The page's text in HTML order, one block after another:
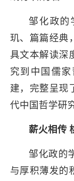
邹化政的
玑、篇篇经典
具文本解读深
究到中国儒
建，完整呈现
代中国哲学研
薪火相传
邹化政的
与厚积薄发的